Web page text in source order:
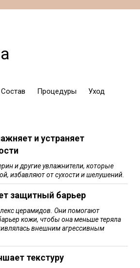
Состав Процедуры Уход
и устраняет
и другие увлажнители, которые
избавляют от сухости и шелушений.
защитный барьер
церамидов. Они помогают
кожи, чтобы она меньше теряла
внешним агрессивным
текстуру